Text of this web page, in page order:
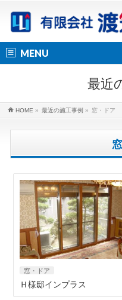
MENU
最近
HOME » 最近の施工事例 » 窓・ドア
窓・ドア
Ｈ様邸インプラス